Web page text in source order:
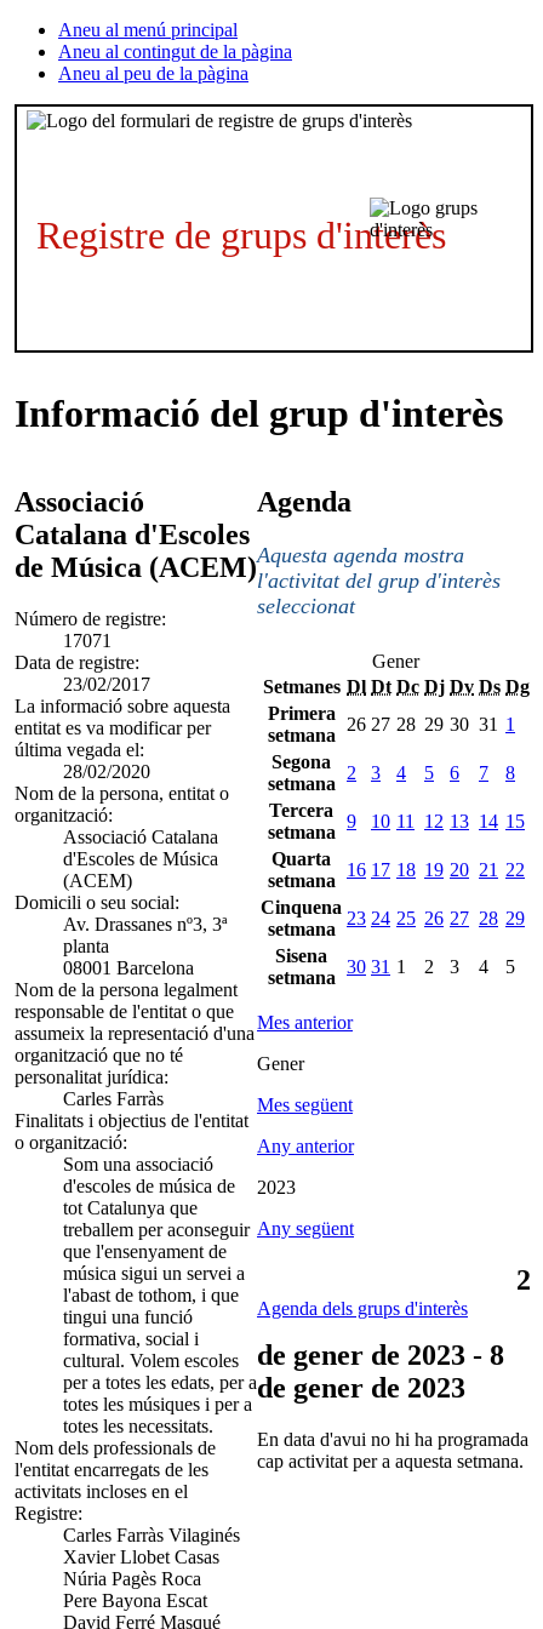
Aneu al menú principal
Aneu al contingut de la pàgina
Aneu al peu de la pàgina
Registre de grups d'interès
Informació del grup d'interès
Associació
Catalana d'Escoles
de Música (ACEM)
Número de registre:
17071
Data de registre:
23/02/2017
La informació sobre aquesta
entitat es va modificar per
última vegada el:
28/02/2020
Nom de la persona, entitat o
organització:
Associació Catalana
d'Escoles de Música
(ACEM)
Domicili o seu social:
Av. Drassanes nº3, 3ª
planta
08001 Barcelona
Nom de la persona legalment
responsable de l'entitat o que
assumeix la representació d'una
organització que no té
personalitat jurídica:
Carles Farràs
Finalitats i objectius de l'entitat
o organització:
Som una associació
d'escoles de música de
tot Catalunya que
treballem per aconseguir
que l'ensenyament de
música sigui un servei a
l'abast de tothom, i que
tingui una funció
formativa, social i
cultural. Volem escoles
per a totes les edats, per a
totes les músiques i per a
totes les necessitats.
Nom dels professionals de
l'entitat encarregats de les
activitats incloses en el
Registre:
Carles Farràs Vilaginés
Xavier Llobet Casas
Núria Pagès Roca
Pere Bayona Escat
David Ferré Masqué
Agenda
Aquesta agenda mostra
l'activitat del grup d'interès
seleccionat
Gener
Setmanes Dl Dt Dc Dj Dv Ds Dg
Primera
setmana
26 27 28 29 30 31 1
Segona
setmana
2 3 4 5 6 7
8
Tercera
setmana
9 10 11 12 13 14 15
Quarta
setmana
16 17 18 19 20 21 22
Cinquena
setmana
23 24 25 26 27 28 29
Sisena
setmana
30 31 1 2 3 4 5
Mes anterior
Gener
Mes següent
Any anterior
2023
Any següent
Agenda dels grups d'interès
2
de gener de 2023 - 8
de gener de 2023
En data d'avui no hi ha programada
cap activitat per a aquesta setmana.